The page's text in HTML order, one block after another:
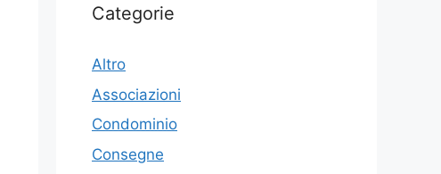
Categorie
Altro
Associazioni
Condominio
Consegne